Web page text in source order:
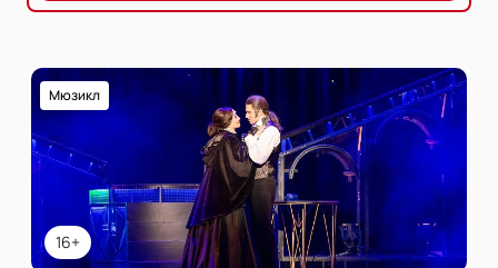
16+
Мюзикл